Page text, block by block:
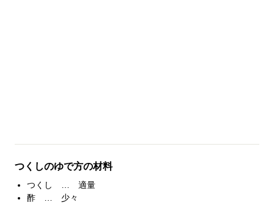
つくしのゆで方の材料
つくし … 適量
酢 … 少々